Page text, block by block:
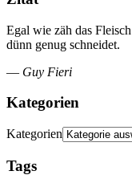
Egal wie zäh das
dünn genug schneidet.
— Guy Fieri
Kategorien
Kategorien
Tags